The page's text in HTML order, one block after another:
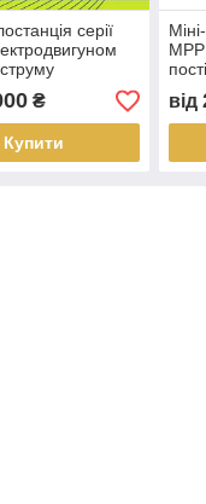
серії
₴
Купити
від